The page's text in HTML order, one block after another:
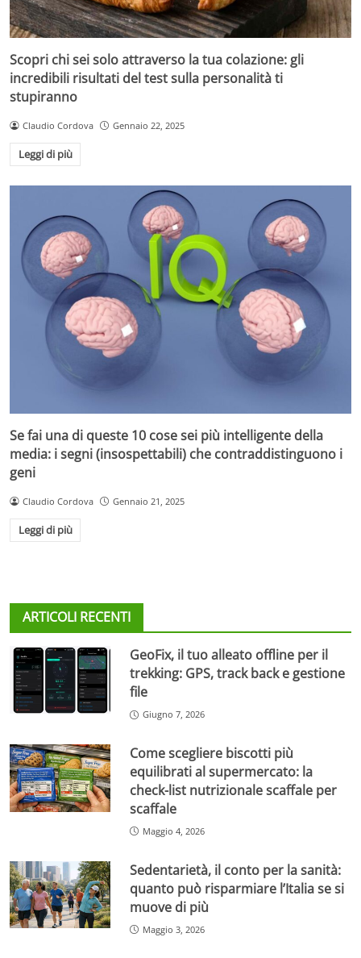
Scopri chi sei solo attraverso la tua colazione: gli
incredibili risultati del test sulla personalità ti
stupiranno
Claudio Cordova Gennaio 22, 2025
Leggi di più
Se fai una di queste 10 cose sei più intelligente della
media: i segni (insospettabili) che contraddistinguono i
geni
Claudio Cordova Gennaio 21, 2025
Leggi di più
ARTICOLI RECENTI
GeoFix, il tuo alleato offline per il
trekking: GPS, track back e gestione
file
Giugno 7, 2026
Come scegliere biscotti più
equilibrati al supermercato: la
check-list nutrizionale scaffale per
scaffale
Maggio 4, 2026
Sedentarietà, il conto per la sanità:
quanto può risparmiare l’Italia se si
muove di più
Maggio 3, 2026